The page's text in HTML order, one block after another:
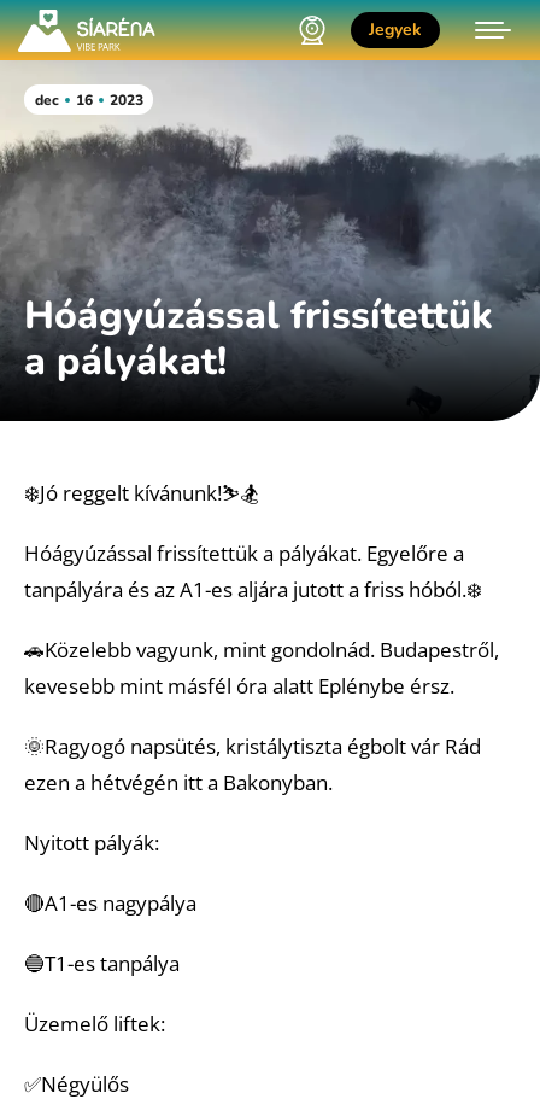
Jegyek
Hóágyúzással frissítettük
a pályákat!
dec 16 2023
❄️Jó reggelt kívánunk!⛷️🏂
Hóágyúzással frissítettük a pályákat. Egyelőre a
tanpályára és az A1-es aljára jutott a friss hóból.❄️
🚗Közelebb vagyunk, mint gondolnád. Budapestről,
kevesebb mint másfél óra alatt Eplénybe érsz.
🌞Ragyogó napsütés, kristálytiszta égbolt vár Rád
ezen a hétvégén itt a Bakonyban.
Nyitott pályák:
🔴A1-es nagypálya
🔵T1-es tanpálya
Üzemelő liftek:
✅Négyülős